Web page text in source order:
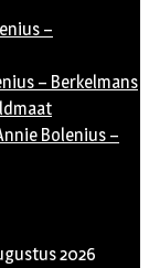
–
– Berkelmans
Bolenius –
2026